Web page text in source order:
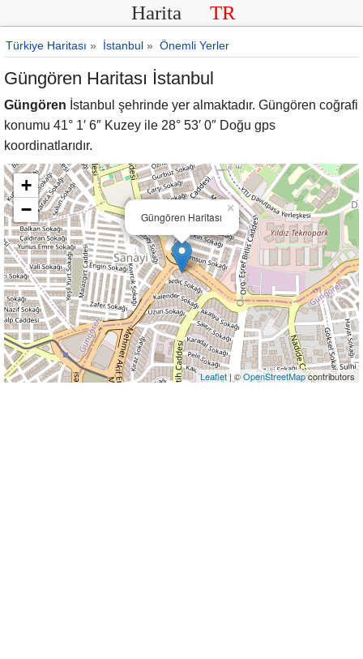
Harita TR
Türkiye Haritası » İstanbul » Önemli Yerler
Güngören Haritası İstanbul
Güngören İstanbul şehrinde yer almaktadır. Güngören coğrafi
konumu 41° 1′ 6″ Kuzey ile 28° 53′ 0″ Doğu gps
koordinatlarıdır.
Güngören Haritası
×
+
−
Leaflet| ©OpenStreetMapcontributors